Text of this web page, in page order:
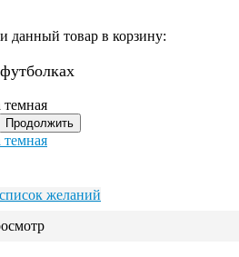
данный товар в корзину:
Продолжить
желаний